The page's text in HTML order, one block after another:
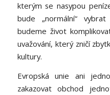
kterým se nasypou
bude „normální“
budeme život
uvažování, který zničí
kultury.
Evropská unie ani
zakazovat obchod